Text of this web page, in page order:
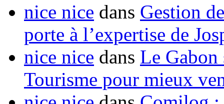
nice nice dans Gestion
porte à l’expertise de
nice nice dans Le Gabon
Tourisme pour mieux